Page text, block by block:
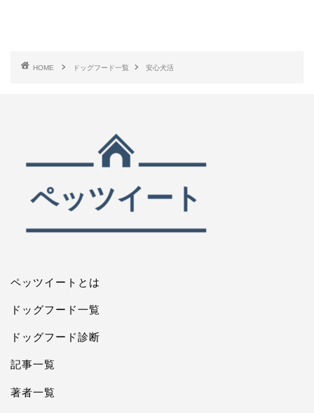
HOME ドッグフード一覧 安心犬活
ペッツイートとは
ドッグフード一覧
ドッグフード診断
記事一覧
著者一覧